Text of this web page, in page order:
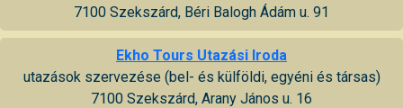
7100 Szekszárd, Béri Balogh Ádám u. 91
Ekho Tours Utazási Iroda
utazások szervezése (bel- és külföldi, egyéni és társas)
7100 Szekszárd, Arany János u. 16